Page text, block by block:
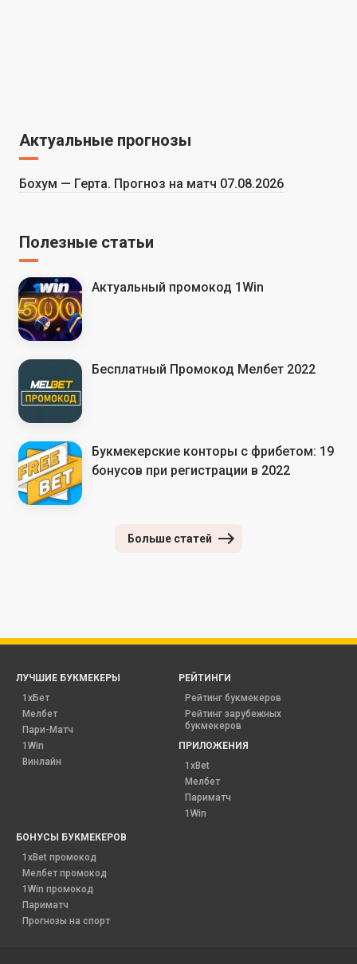
Актуальные прогнозы
Бохум — Герта. Прогноз на матч 07.08.2026
Полезные статьи
Актуальный промокод 1Win
Бесплатный Промокод Мелбет 2022
Букмекерские конторы с фрибетом: 19
бонусов при регистрации в 2022
Больше статей
ЛУЧШИЕ БУКМЕКЕРЫ
1хБет
Мелбет
Пари-Матч
1Win
Винлайн
РЕЙТИНГИ
Рейтинг букмекеров
Рейтинг зарубежных
букмекеров
ПРИЛОЖЕНИЯ
1xBet
Мелбет
Париматч
1Win
БОНУСЫ БУКМЕКЕРОВ
1xBet промокод
Мелбет промокод
1Win промокод
Париматч
Прогнозы на спорт